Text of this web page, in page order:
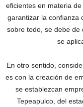
eficientes en materia
garantizar la confianza
sobre todo, se debe de
se
En otro sentido,
es con la creación de
se establezcan
Tepeapulco, del